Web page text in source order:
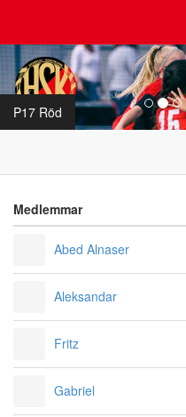
P17 Röd
Medlemmar
Abed Alnaser
Aleksandar
Fritz
Gabriel